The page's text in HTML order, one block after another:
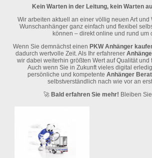
Kein Warten in der Leitung, kein Warten
Wir arbeiten aktuell an einer völlig neuen Art und
Wunschanhänger ganz einfach und flexibel
können – direkt online und rund um
Wenn Sie demnächst einen PKW Anhänger
dadurch wertvolle Zeit. Als Ihr erfahrener
wir dabei weiterhin größten Wert auf Qualität und
Auch wenn Sie in Zukunft vieles digital
persönliche und kompetente Anhänger
selbstverständlich nach wie vor an
🚀 Bald erfahren Sie mehr! Bleiben